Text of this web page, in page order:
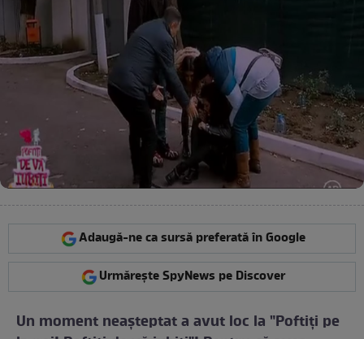
Adaugă-ne ca sursă preferată în Google
Urmărește SpyNews pe Discover
Un moment neaşteptat a avut loc la "Poftiţi pe